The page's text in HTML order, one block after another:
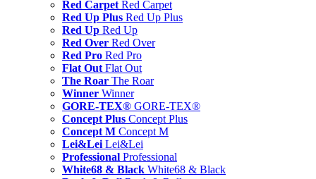
Red Carpet Red Carpet
Red Up Plus Red Up Plus
Red Up Red Up
Red Over Red Over
Red Pro Red Pro
Flat Out Flat Out
The Roar The Roar
Winner Winner
GORE-TEX® GORE-TEX®
Concept Plus Concept Plus
Concept M Concept M
Lei&Lei Lei&Lei
Professional Professional
White68 & Black White68 & Black